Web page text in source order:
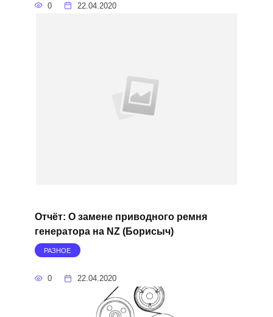
0 22.04.2020
Отчёт: О замене приводного ремня
генератора на NZ (Борисыч)
РАЗНОЕ
0 22.04.2020